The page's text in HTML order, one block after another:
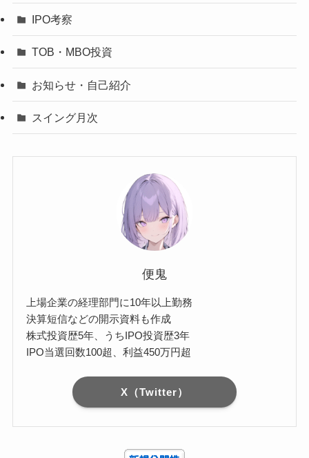
IPO考察
TOB・MBO投資
お知らせ・自己紹介
スイング月次
便鬼
上場企業の経理部門に10年以上勤務
決算短信などの開示資料も作成
株式投資歴5年、うちIPO投資歴3年
IPO当選回数100超、利益450万円超
X（Twitter）